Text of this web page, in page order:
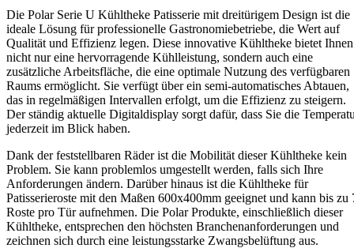
Die Polar Serie U Kühltheke Patisserie mit dreitürigem Design ist die
ideale Lösung für professionelle Gastronomiebetriebe, die Wert auf
Qualität und Effizienz legen. Diese innovative Kühltheke bietet Ihnen
nicht nur eine hervorragende Kühlleistung, sondern auch eine
zusätzliche Arbeitsfläche, die eine optimale Nutzung des verfügbaren
Raums ermöglicht. Sie verfügt über ein semi-automatisches Abtauen,
das in regelmäßigen Intervallen erfolgt, um die Effizienz zu steigern.
Der ständig aktuelle Digitaldisplay sorgt dafür, dass Sie die
jederzeit im Blick haben.
Dank der feststellbaren Räder ist die Mobilität dieser Kühltheke kein
Problem. Sie kann problemlos umgestellt werden, falls sich Ihre
Anforderungen ändern. Darüber hinaus ist die Kühltheke für
Patisserieroste mit den Maßen 600x400mm geeignet und kann bis zu
Roste pro Tür aufnehmen. Die Polar Produkte, einschließlich dieser
Kühltheke, entsprechen den höchsten Branchenanforderungen und
zeichnen sich durch eine leistungsstarke Zwangsbelüftung aus.